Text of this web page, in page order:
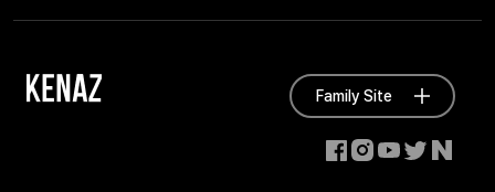
Family Site